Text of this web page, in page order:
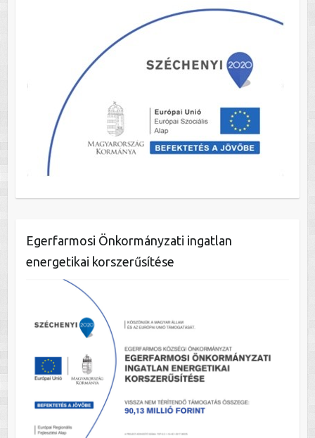
Egerfarmosi Önkormányzati ingatlan
energetikai korszerűsítése